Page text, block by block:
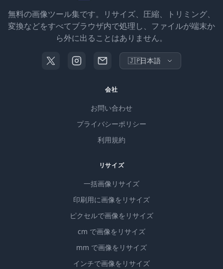
無料の画像ツール集です。リサイズ、圧縮、トリミング、
変換などをすべてブラウザ内で処理し、ファイルが端末か
ら外に出ることはありません。
🇯🇵日本語
会社
お問い合わせ
プライバシーポリシー
利用規約
リサイズ
一括画像リサイズ
印刷用に画像をリサイズ
ピクセルで画像をリサイズ
cm で画像をリサイズ
mm で画像をリサイズ
インチで画像をリサイズ